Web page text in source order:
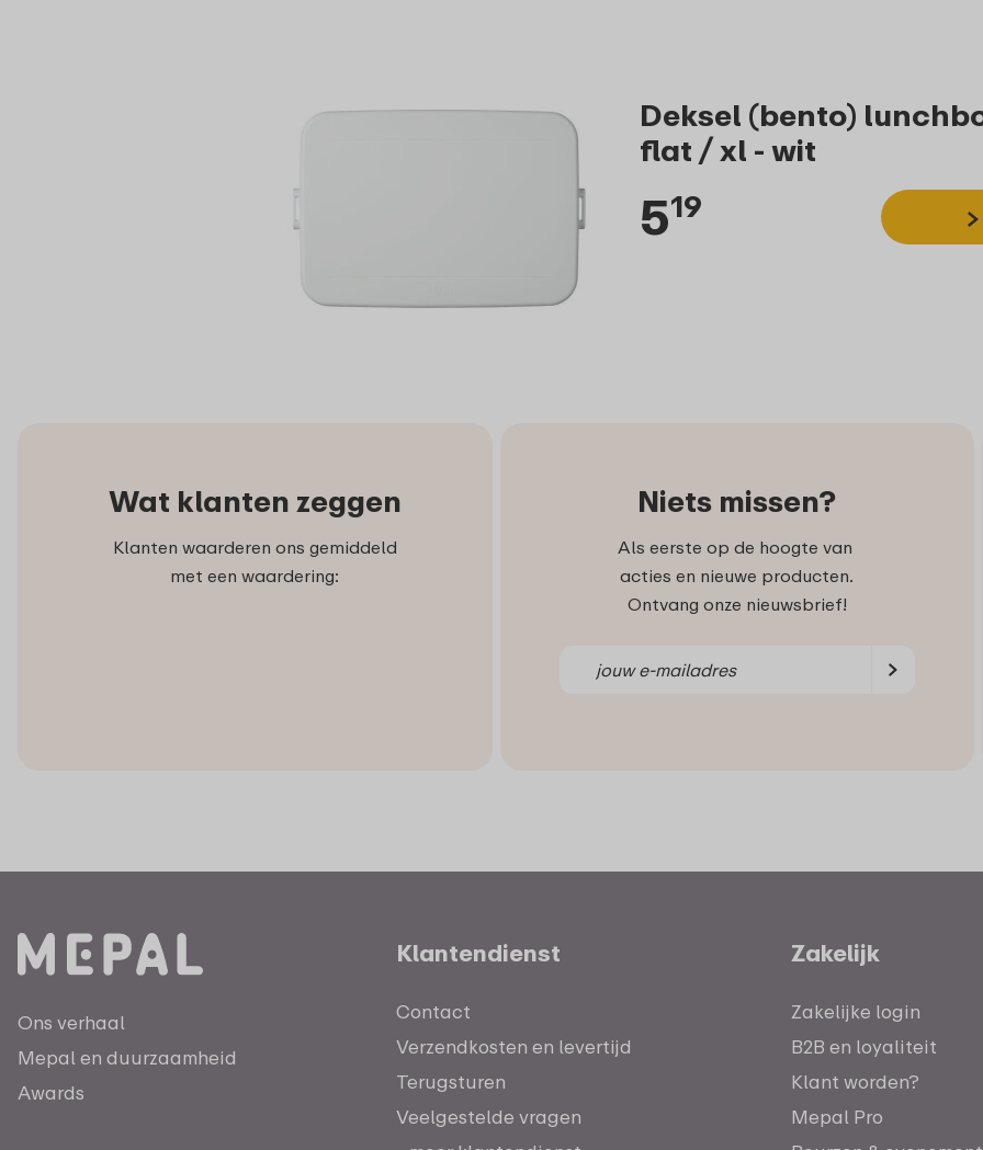
Deksel (bento)
flat / xl - wit
519
Wat klanten zeggen
Klanten waarderen ons gemiddeld
met een waardering:
Niets missen?
Als eerste op de hoogte van
acties en nieuwe producten.
Ontvang onze nieuwsbrief!
Ons verhaal
Mepal en duurzaamheid
Awards
Klantendienst
Contact
Verzendkosten en levertijd
Terugsturen
Veelgestelde vragen
Zakelijk
Zakelijke login
B2B en loyaliteit
Klant worden?
Mepal Pro